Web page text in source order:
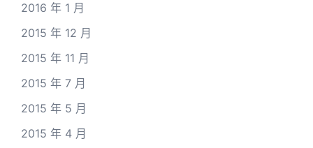
2016 年 1 月
2015 年 12 月
2015 年 11 月
2015 年 7 月
2015 年 5 月
2015 年 4 月